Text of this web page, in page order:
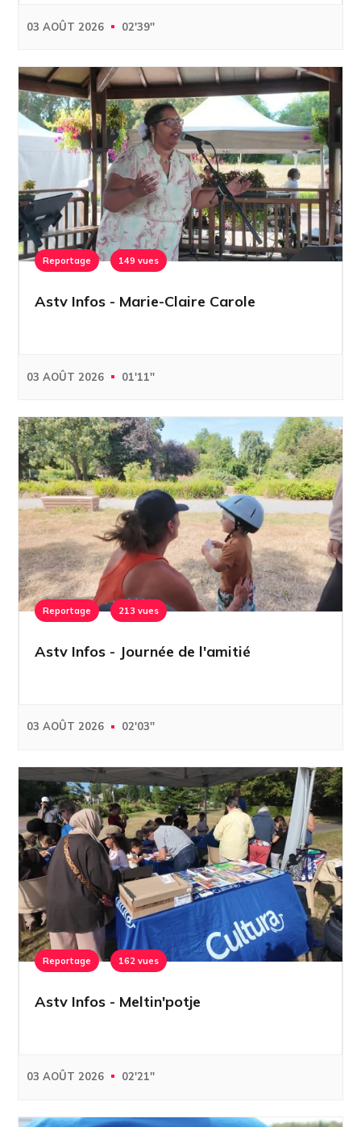
03 AOÛT 2026 02'39''
Reportage 149 vues
Astv Infos - Marie-Claire Carole
03 AOÛT 2026 01'11''
Reportage 213 vues
Astv Infos - Journée de l'amitié
03 AOÛT 2026 02'03''
Reportage 162 vues
Astv Infos - Meltin'potje
03 AOÛT 2026 02'21''